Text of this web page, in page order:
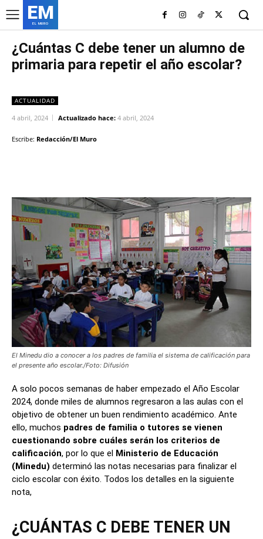
EM
EL MURO
¿Cuántas C debe tener un alumno de
primaria para repetir el año escolar?
ACTUALIDAD
4 abril, 2024 Actualizado hace: 4 abril, 2024
Escribe: Redacción/El Muro
El Minedu dio a conocer a los padres de familia el sistema de calificación para
el presente año escolar./Foto: Difusión
A solo pocos semanas de haber empezado el Año Escolar
2024, donde miles de alumnos regresaron a las aulas con el
objetivo de obtener un buen rendimiento académico. Ante
ello, muchos padres de familia o tutores se vienen
cuestionando sobre cuáles serán los criterios de
calificación, por lo que el Ministerio de Educación
(Minedu) determinó las notas necesarias para finalizar el
ciclo escolar con éxito. Todos los detalles en la siguiente
nota,
¿CUÁNTAS C DEBE TENER UN